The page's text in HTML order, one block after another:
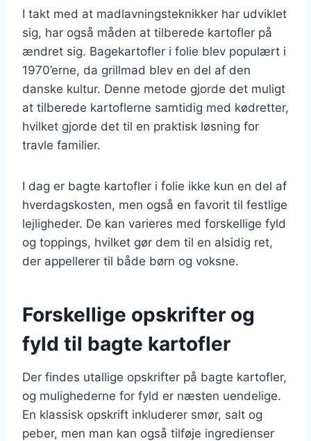
I takt med at madlavningsteknikker har udviklet
sig, har også måden at tilberede kartofler på
ændret sig. Bagekartofler i folie blev populært i
1970’erne, da grillmad blev en del af den
danske kultur. Denne metode gjorde det muligt
at tilberede kartoflerne samtidig med kødretter,
hvilket gjorde det til en praktisk løsning for
travle familier.
I dag er bagte kartofler i folie ikke kun en del af
hverdagskosten, men også en favorit til festlige
lejligheder. De kan varieres med forskellige fyld
og toppings, hvilket gør dem til en alsidig ret,
der appellerer til både børn og voksne.
Forskellige opskrifter og
fyld til bagte kartofler
Der findes utallige opskrifter på bagte kartofler,
og mulighederne for fyld er næsten uendelige.
En klassisk opskrift inkluderer smør, salt og
peber, men man kan også tilføje ingredienser